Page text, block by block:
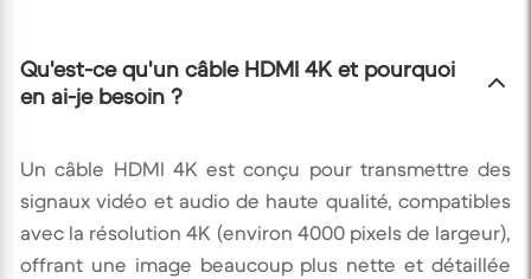
Qu'est-ce qu'un câble HDMI 4K et pourquoi
en ai-je besoin ?
Un câble HDMI 4K est conçu pour transmettre des
signaux vidéo et audio de haute qualité, compatibles
avec la résolution 4K (environ 4000 pixels de largeur),
offrant une image beaucoup plus nette et détaillée